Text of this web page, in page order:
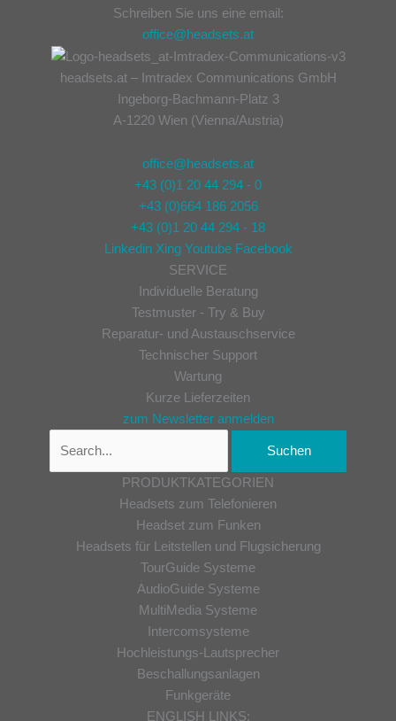
Schreiben Sie uns eine email:
office@headsets.at
headsets.at – Imtradex Communications GmbH
Ingeborg-Bachmann-Platz 3
A-1220 Wien (Vienna/Austria)
office@headsets.at
+43 (0)1 20 44 294 - 0
+43 (0)664 186 2056
+43 (0)1 20 44 294 - 18
Linkedin Xing Youtube Facebook
SERVICE
Individuelle Beratung
Testmuster - Try & Buy
Reparatur- und Austauschservice
Technischer Support
Wartung
Kurze Lieferzeiten
zum Newsletter anmelden
PRODUKTKATEGORIEN
Headsets zum Telefonieren
Headset zum Funken
Headsets für Leitstellen und Flugsicherung
TourGuide Systeme
AudioGuide Systeme
MultiMedia Systeme
Intercomsysteme
Hochleistungs-Lautsprecher
Beschallungsanlagen
Funkgeräte
ENGLISH LINKS: